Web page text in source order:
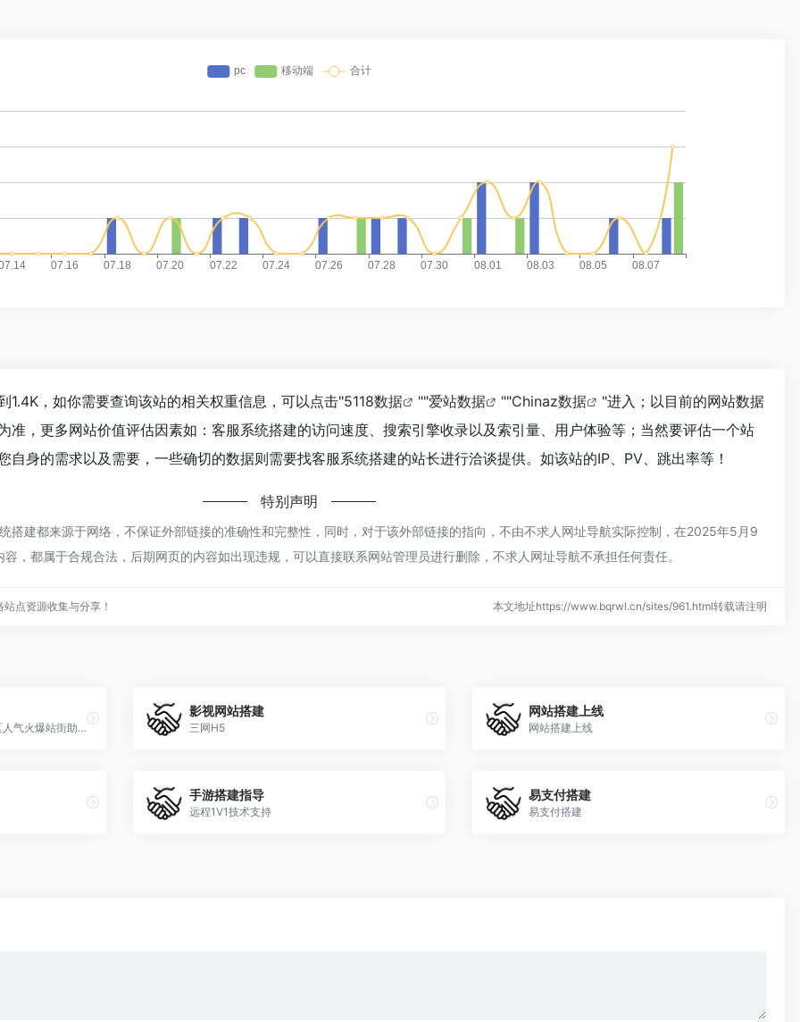
1.4K，如你需要查询该站的相关权重信息，可以点击"5118数据 ""爱站数据 ""Chinaz数据
"进入；以目前的网站数据
准，更多网站价值评估因素如：客服系统搭建的访问速度、搜索引擎收录以及索引量、用户体验等；当然要评估一个站
自身的需求以及需要，一些确切的数据则需要找客服系统搭建的站长进行洽谈提供。如该站的IP、PV、跳出率等！
特别声明
搭建都来源于网络，不保证外部链接的准确性和完整性，同时，对于该外部链接的指向，不由不求人网址导航实际控制，在2025年5月9
，都属于合规合法，后期网页的内容如出现违规，可以直接联系网站管理员进行删除，不求人网址导航不承担任何责任。
点资源收集与分享！ 本文地址https://www.bqrwl.cn/sites/961.html转载请注明
阿拉德-独家-假人插件 实现开区人气火爆站街助阵必备
影视网站搭建
三网H5
网站搭建上线
网站搭建上线
手游搭建指导
远程1V1技术支持
易支付搭建
易支付搭建